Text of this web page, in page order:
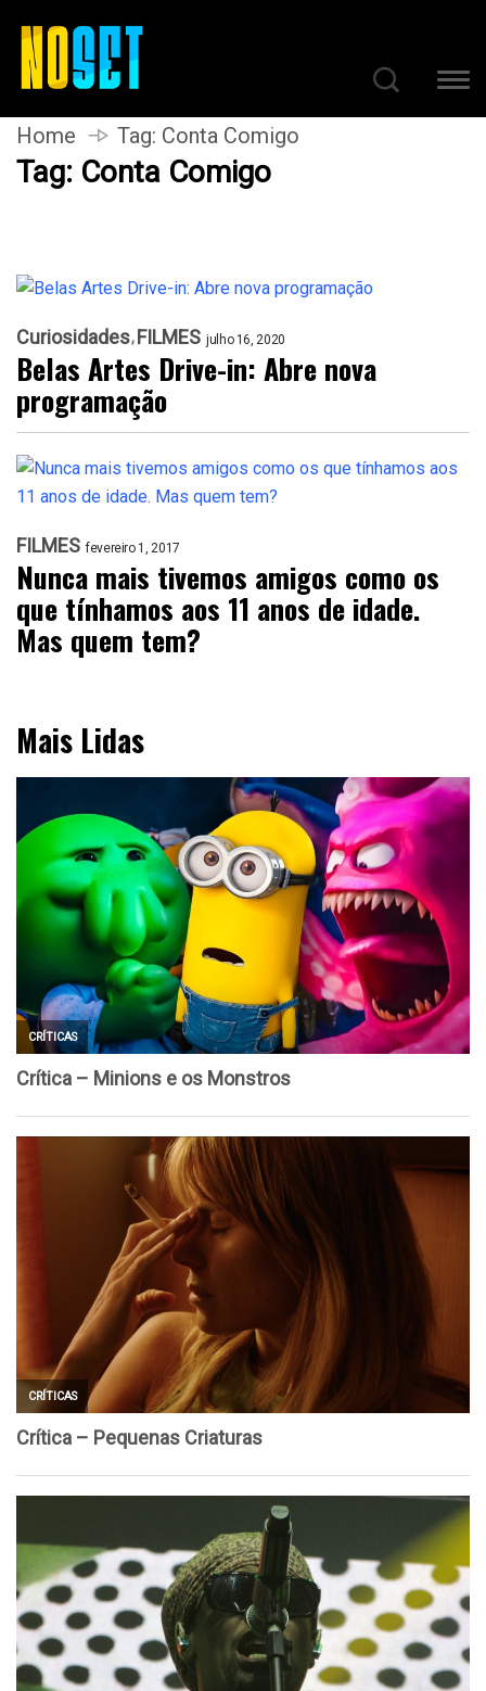
Home Tag: Conta Comigo
Tag: Conta Comigo
Curiosidades FILMES julho 16, 2020
Belas Artes Drive-in: Abre nova
programação
FILMES fevereiro 1, 2017
Nunca mais tivemos amigos como os
que tínhamos aos 11 anos de idade.
Mas quem tem?
Mais Lidas